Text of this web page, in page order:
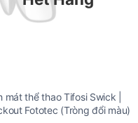
mát thể thao Tifosi Swick |
Fototec (Tròng đổi màu)